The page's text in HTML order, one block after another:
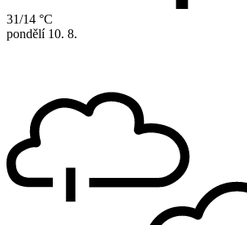
31/14 °C
pondělí 10. 8.